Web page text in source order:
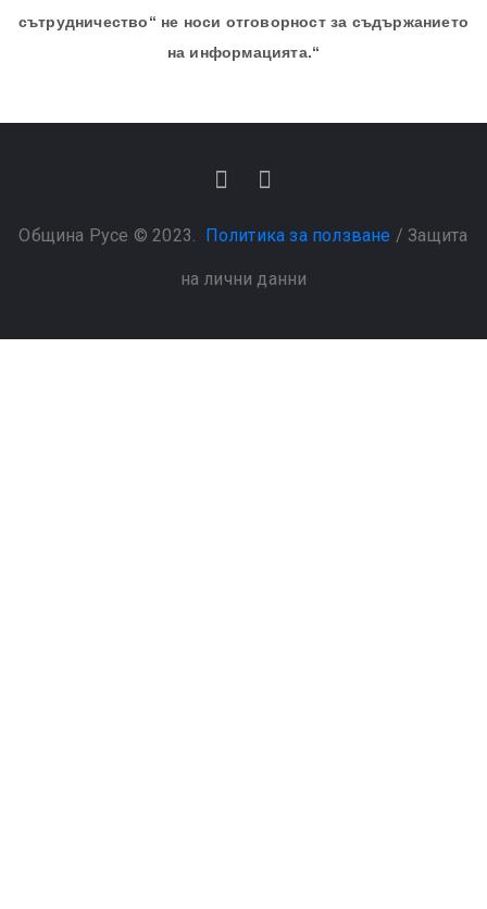
сътрудничество“ не носи отговорност за съдържанието
на информацията.“
Община Русе © 2023. Политика за ползване / Защита
на лични данни